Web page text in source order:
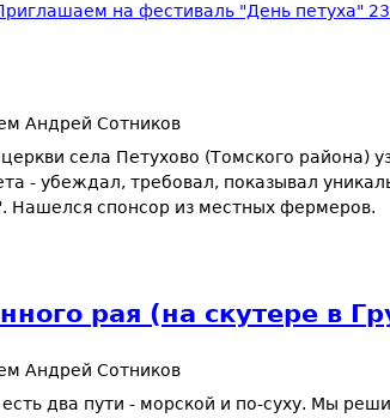
на фестиваль "День петуха"
Андрей Сотников
села Петухово (Томского района)
- убеждал, требовал, показывал
Нашелся спонсор из местных фермеров.
рая (на cкутере в
Андрей Сотников
два пути - морской и по-суху. Мы